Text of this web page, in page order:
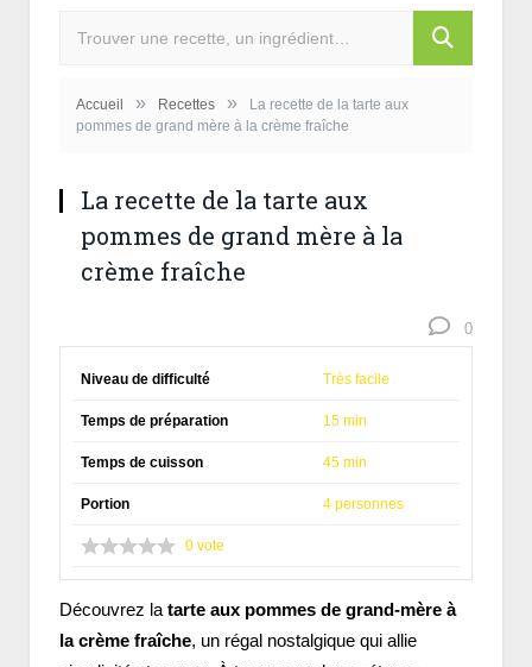
Accueil » Recettes »
La recette de la tarte aux
pommes de grand mère à la crème fraîche
La recette de la tarte aux
pommes de grand mère à la
crème fraîche
0
Niveau de difficulté Très facile
Temps de préparation 15 min
Temps de cuisson 45 min
Portion 4 personnes
0 vote
Découvrez la tarte aux pommes de grand-mère à
la crème fraîche, un régal nostalgique qui allie